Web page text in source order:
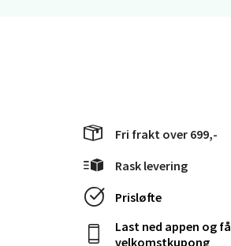
Fri frakt over 699,-
Rask levering
Prisløfte
Last ned appen og få
velkomstkupong
0 i butikk